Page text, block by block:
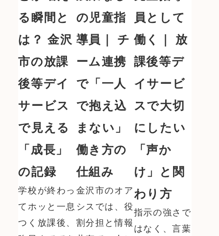
る瞬間と
は？ 金沢
市の放課
後等デイ
サービス
で見える
「成長」
の記録
学校が終わっ
てホッと一息
つく放課後、
の児童指
導員｜ チ
ーム連携
で「一人
で抱え込
まない」
働き方の
仕組み
金沢市のオア
シスでは、役
割分担と情報
員として
働く｜ 放
課後等デ
イサービ
スで大切
にしたい
「声か
け」と関
わり方
指示の強さで
はなく、言葉